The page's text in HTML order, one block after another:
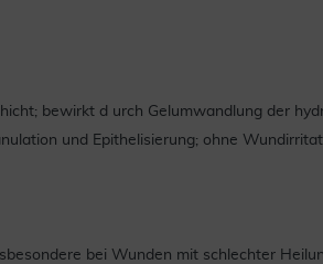
bewirkt d urch Gelumwandlung der
und Epithelisierung; ohne
bei Wunden mit schlechter